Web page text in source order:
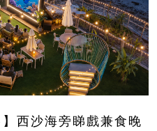
西沙海旁睇戲兼食晚